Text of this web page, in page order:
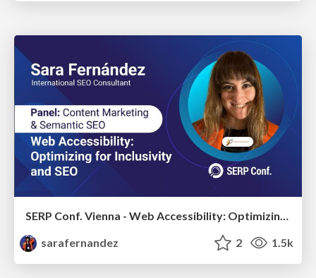
SERP Conf. Vienna - Web Accessibility: Optimizing for Inclusivity and SEO
sarafernandez
2 1.5k